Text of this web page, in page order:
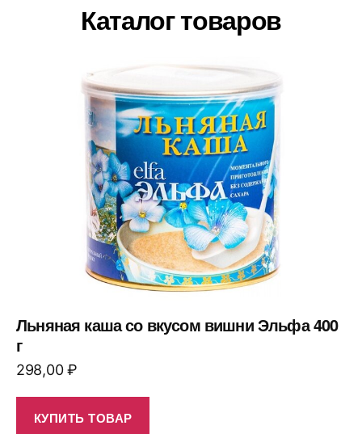
Каталог товаров
Льняная каша со вкусом вишни Эльфа 400
г
298,00₽
КУПИТЬ ТОВАР